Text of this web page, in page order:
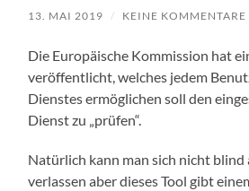
13. MAI 2019 / KEINE KOMMENTARE
Die Europäische Kommission hat
veröffentlicht, welches jedem
Dienstes ermöglichen soll den
Dienst zu „prüfen“.
Natürlich kann man sich nicht blind
verlassen aber dieses Tool gibt